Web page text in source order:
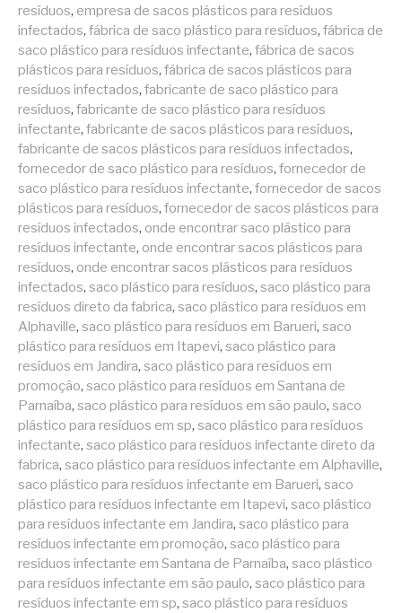
resíduos, empresa de sacos plásticos para resíduos
infectados, fábrica de saco plástico para resíduos, fábrica de
saco plástico para resíduos infectante, fábrica de sacos
plásticos para resíduos, fábrica de sacos plásticos para
resíduos infectados, fabricante de saco plástico para
resíduos, fabricante de saco plástico para resíduos
infectante, fabricante de sacos plásticos para resíduos,
fabricante de sacos plásticos para resíduos infectados,
fornecedor de saco plástico para resíduos, fornecedor de
saco plástico para resíduos infectante, fornecedor de sacos
plásticos para resíduos, fornecedor de sacos plásticos para
resíduos infectados, onde encontrar saco plástico para
resíduos infectante, onde encontrar sacos plásticos para
resíduos, onde encontrar sacos plásticos para resíduos
infectados, saco plástico para resíduos, saco plástico para
resíduos direto da fabrica, saco plástico para resíduos em
Alphaville, saco plástico para resíduos em Barueri, saco
plástico para resíduos em Itapevi, saco plástico para
resíduos em Jandira, saco plástico para resíduos em
promoção, saco plástico para resíduos em Santana de
Parnaíba, saco plástico para resíduos em são paulo, saco
plástico para resíduos em sp, saco plástico para resíduos
infectante, saco plástico para resíduos infectante direto da
fabrica, saco plástico para resíduos infectante em Alphaville,
saco plástico para resíduos infectante em Barueri, saco
plástico para resíduos infectante em Itapevi, saco plástico
para resíduos infectante em Jandira, saco plástico para
resíduos infectante em promoção, saco plástico para
resíduos infectante em Santana de Parnaíba, saco plástico
para resíduos infectante em são paulo, saco plástico para
resíduos infectante em sp, saco plástico para resíduos